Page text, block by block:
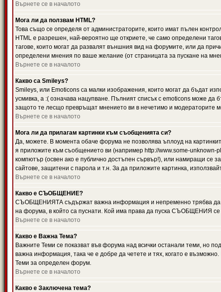
Върнете се в началото
Мога ли да ползвам HTML?
Това също се определя от администраторите, които имат пълен
HTML е разрешен, най-вероятно ще откриете, че само определени
тагове, които могат да развалят външния вид на форумите, или да
определени мнения по ваше желание (от страницата за пускане на
Върнете се в началото
Какво са Smileys?
Smileys, или Emoticons са малки изображения, които могат да бъдат
усмивка, а :( означава нацупване. Пълният списък с emoticons може да
защото те лесщо превръщат мнението ви в нечетимо и модераторите
Върнете се в началото
Мога ли да прилагам картинки към съобщенията си?
Да, можете. В момента обаче форума не позволява ъплоуд на
я приложите към съобщението ви (например http://www.some-
компютър (освен ако е публично достъпен сървър!), или намиращи се
сайтове, защитени с парола и т.н. За да приложите картинка,
Върнете се в началото
Какво е СЪОБЩЕНИЕ?
СЪОБЩЕНИЯТА съдържат важна информация и непременно трябва да
на форума, в който са пуснати. Кой има права да пуска СЪОБЩЕНИЯ се
Върнете се в началото
Какво е Важна Тема?
Важните Теми се показват във форума над всички останали теми,
важна информация, така че е добре да четете и тях, когато е
Теми за определен форум.
Върнете се в началото
Какво е Заключена тема?